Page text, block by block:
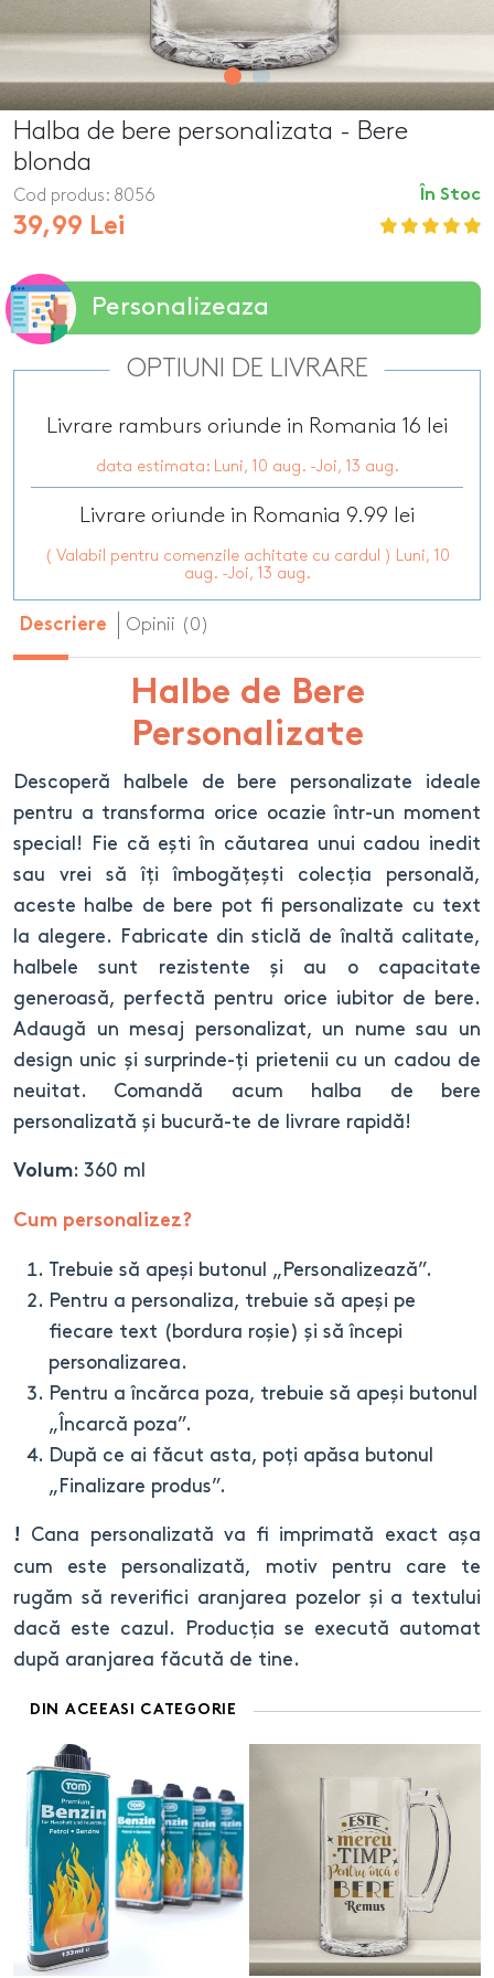
Halba de bere personalizata - Bere
blonda
În Stoc
Cod produs: 8056
39,99 Lei
Personalizeaza
OPTIUNI DE LIVRARE
Livrare ramburs oriunde in Romania 16 lei
data estimata: Luni, 10 aug. -Joi, 13 aug.
Livrare oriunde in Romania 9.99 lei
( Valabil pentru comenzile achitate cu cardul ) Luni, 10
aug. -Joi, 13 aug.
Descriere Opinii (0)
Halbe de Bere
Personalizate
Descoperă halbele de bere personalizate ideale
pentru a transforma orice ocazie într-un moment
special! Fie că ești în căutarea unui cadou inedit
sau vrei să îți îmbogățești colecția personală,
aceste halbe de bere pot fi personalizate cu text
la alegere. Fabricate din sticlă de înaltă calitate,
halbele sunt rezistente și au o capacitate
generoasă, perfectă pentru orice iubitor de bere.
Adaugă un mesaj personalizat, un nume sau un
design unic și surprinde-ți prietenii cu un cadou de
neuitat. Comandă acum halba de bere
personalizată și bucură-te de livrare rapidă!
Volum: 360 ml
Cum personalizez?
Trebuie să apeși butonul „Personalizează”.
Pentru a personaliza, trebuie să apeși pe
fiecare text (bordura roșie) și să începi
personalizarea.
Pentru a încărca poza, trebuie să apeși butonul
„Încarcă poza”.
După ce ai făcut asta, poți apăsa butonul
„Finalizare produs”.
!
Cana personalizată va fi imprimată exact așa
cum este personalizată, motiv pentru care te
rugăm să reverifici aranjarea pozelor și a textului
dacă este cazul. Producția se execută automat
după aranjarea făcută de tine.
DIN ACEEASI CATEGORIE